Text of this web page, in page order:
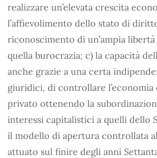
realizzare un’elevata crescita
l’affievolimento dello stato di
riconoscimento di un’ampia
quella burocrazia; c) la capacità
anche grazie a una certa
giuridici, di controllare l’economia
privato ottenendo la
interessi capitalistici a quelli dello
il modello di apertura controllata
attuato sul finire degli anni